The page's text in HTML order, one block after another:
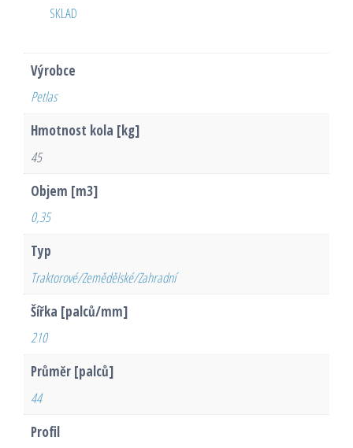
SKLAD
Výrobce
Petlas
Hmotnost kola [kg]
45
Objem [m3]
0,35
Typ
Traktorové/Zemědělské/Zahradní
Šířka [palců/mm]
210
Průměr [palců]
44
Profil